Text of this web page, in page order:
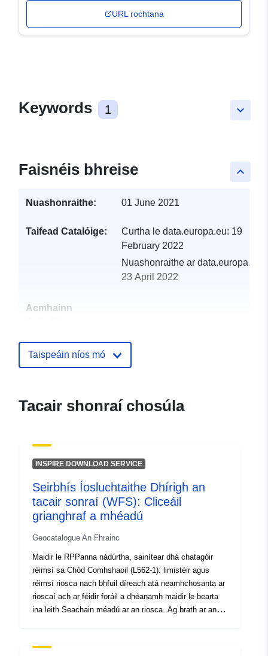
URL rochtana
keyboard_arrow_down
Keywords 1
keyboard_arrow_up
Faisnéis bhreise
Nuashonraithe: 01 June 2021
Taifead Catalóige: Curtha le data.europa.eu: 19
February 2022
Nuashonraithe ar data.europa.eu:
23 April 2022
Acmhainn
Aitheantóirí:
mediterranee.i2/service/fr-
7b6584de0002
4c00-b9ca-471e7065f147
Clóscríobh:
Acmhainn:
http://inspire.ec.europa.eu/
codelist/ResourceType/services
Taispeáin níos mó
Tacair shonraí chosúla
INSPIRE DOWNLOAD SERVICE
Seirbhís Íosluchtaithe Dhírigh an
tacair sonraí (WFS): Cliceáil
grianghraf a mhéadú
Geocatalogue An Fhrainc
Maidir le RPPanna nádúrtha, sainítear dhá chatagóir
réimsí sa Chód Comhshaoil (L562-1): limistéir agus
réimsí riosca nach bhfuil díreach atá neamhchosanta ar
rioscaí ach ar féidir foráil a dhéanamh maidir le bearta
ina leith Seachain méadú ar an riosca. Ag brath ar an
rialacháin idir trí chineál criosanna: 1- “Limistéir faoi